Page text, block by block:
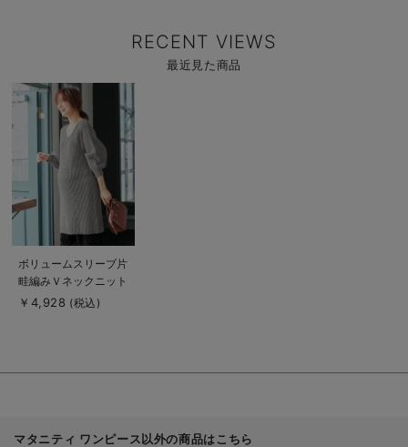
RECENT VIEWS
最近見た商品
商
品
細
る
商
品
詳
を
ボリュームスリーブ片
畦編みＶネックニット
ワンピース
￥4,928 (税込)
マタニティ ワンピース以外の商品はこちら